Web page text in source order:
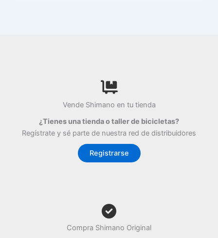
Vende Shimano en tu tienda
¿Tienes una tienda o taller de bicicletas?
Regístrate y sé parte de nuestra red de distribuidores
Registrarse
Compra Shimano Original